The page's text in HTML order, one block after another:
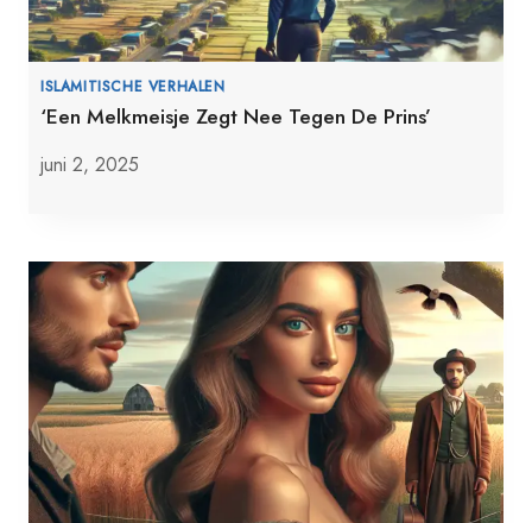
ISLAMITISCHE VERHALEN
‘Een Melkmeisje Zegt Nee Tegen De Prins’
juni 2, 2025